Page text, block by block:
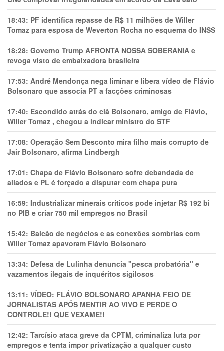
18:43: PF identifica repasse de R$ 11 milhões de Willer
Tomaz para esposa de Weverton Rocha no esquema do INSS
18:28: Governo Trump AFRONTA NOSSA SOBERANIA e
revoga visto de embaixadora brasileira
17:53: André Mendonça nega liminar e libera vídeo de Flávio
Bolsonaro que associa PT a facções criminosas
17:40: Escondido atrás do clã Bolsonaro, amigo de Flávio,
Willer Tomaz , chegou a indicar ministro do STF
17:08: Operação Sem Desconto mira filho mais corrupto de
Jair Bolsonaro, afirma Lindbergh
17:01: Chapa de Flávio Bolsonaro sofre debandada de
aliados e PL é forçado a disputar com chapa pura
16:59: Industrializar minerais críticos pode injetar R$ 192 bi
no PIB e criar 750 mil empregos no Brasil
15:42: Balcão de negócios e as conexões sombrias com
Willer Tomaz apavoram Flávio Bolsonaro
13:34: Defesa de Lulinha denuncia "pesca probatória" e
vazamentos ilegais de inquéritos sigilosos
13:11: VÍDEO: FLÁVIO BOLSONARO APANHA FEIO DE
JORNALISTAS APÓS MENTIR AO VIVO E PERDE O
CONTROLE!! QUE VEXAME!!
12:42: Tarcísio ataca greve da CPTM, criminaliza luta por
empregos e tenta impor privatização a qualquer custo